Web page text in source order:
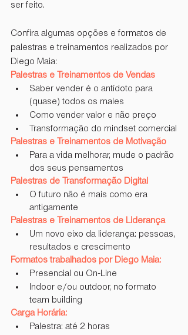
ser feito.
Confira algumas opções e formatos de
palestras e treinamentos realizados por
Diego Maia:
Palestras e Treinamentos de Vendas
Saber vender é o antídoto para
(quase) todos os males
Como vender valor e não preço
Transformação do mindset comercial
Palestras e Treinamentos de Motivação
Para a vida melhorar, mude o padrão
dos seus pensamentos
Palestras de Transformação Digital
O futuro não é mais como era
antigamente
Palestras e Treinamentos de Liderança
Um novo eixo da liderança: pessoas,
resultados e crescimento
Formatos trabalhados por Diego Maia:
Presencial ou On-Line
Indoor e/ou outdoor, no formato
team building
Carga Horária:
Palestra: até 2 horas